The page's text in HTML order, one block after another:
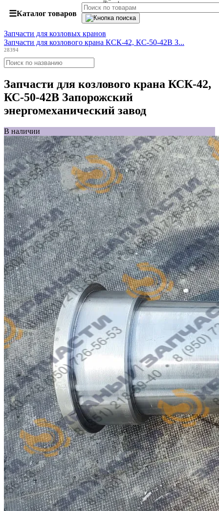
☰Каталог товаров
Запчасти для козловых кранов
Запчасти для козлового крана КСК-42, КС-50-42В З...
28394
Запчасти для козлового крана КСК-42,
КС-50-42В Запорожский
энергомеханический завод
В наличии